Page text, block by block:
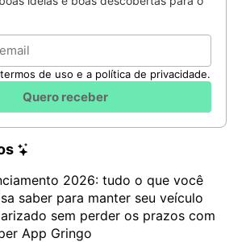
de uso e a política de privacidade.
Quero receber
2026: tudo o que você
saber para manter seu veículo
sem perder os prazos com
App Gringo